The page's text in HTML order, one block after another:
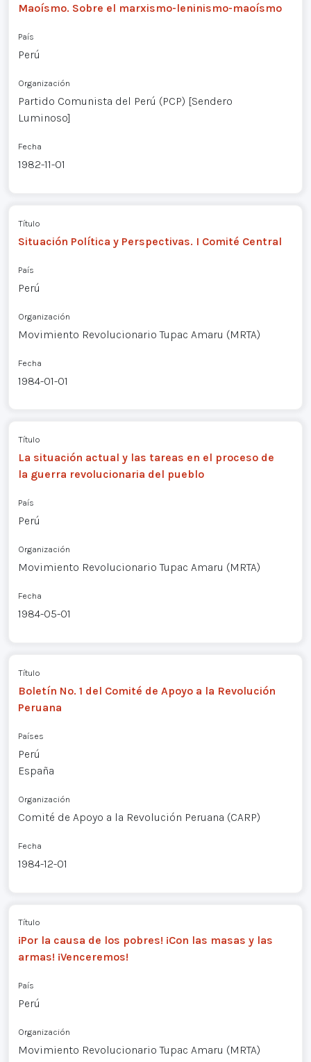
Maoísmo. Sobre el marxismo-leninismo-maoísmo
País
Perú
Organización
Partido Comunista del Perú (PCP) [Sendero
Luminoso]
Fecha
1982-11-01
Título
Situación Política y Perspectivas. I Comité Central
País
Perú
Organización
Movimiento Revolucionario Tupac Amaru (MRTA)
Fecha
1984-01-01
Título
La situación actual y las tareas en el proceso de
la guerra revolucionaria del pueblo
País
Perú
Organización
Movimiento Revolucionario Tupac Amaru (MRTA)
Fecha
1984-05-01
Título
Boletín No. 1 del Comité de Apoyo a la Revolución
Peruana
Países
Perú
España
Organización
Comité de Apoyo a la Revolución Peruana (CARP)
Fecha
1984-12-01
Título
¡Por la causa de los pobres! ¡Con las masas y las
armas! ¡Venceremos!
País
Perú
Organización
Movimiento Revolucionario Tupac Amaru (MRTA)